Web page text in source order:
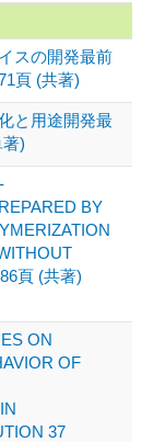
スの開発最前
頁 (共著)
と用途開発最
)
BY
頁 (共著)
ON
OF
37